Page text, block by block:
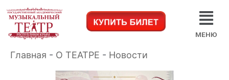
МЕНЮ
Главная - О ТЕАТРЕ - Новости